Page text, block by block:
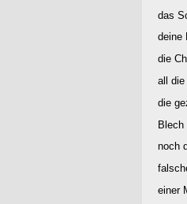
das
deine
die
all
die
Blech
noch
einer